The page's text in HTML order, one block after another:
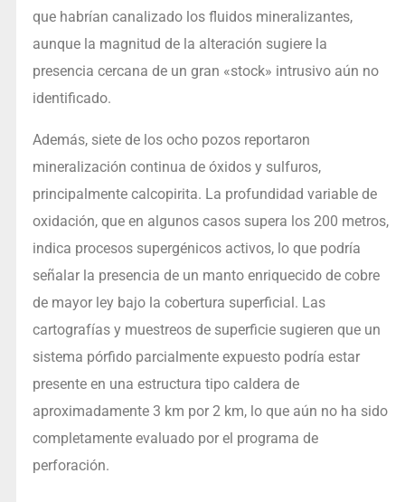
que habrían canalizado los fluidos mineralizantes,
aunque la magnitud de la alteración sugiere la
presencia cercana de un gran «stock» intrusivo aún no
identificado.
Además, siete de los ocho pozos reportaron
mineralización continua de óxidos y sulfuros,
principalmente calcopirita. La profundidad variable de
oxidación, que en algunos casos supera los 200 metros,
indica procesos supergénicos activos, lo que podría
señalar la presencia de un manto enriquecido de cobre
de mayor ley bajo la cobertura superficial. Las
cartografías y muestreos de superficie sugieren que un
sistema pórfido parcialmente expuesto podría estar
presente en una estructura tipo caldera de
aproximadamente 3 km por 2 km, lo que aún no ha sido
completamente evaluado por el programa de
perforación.